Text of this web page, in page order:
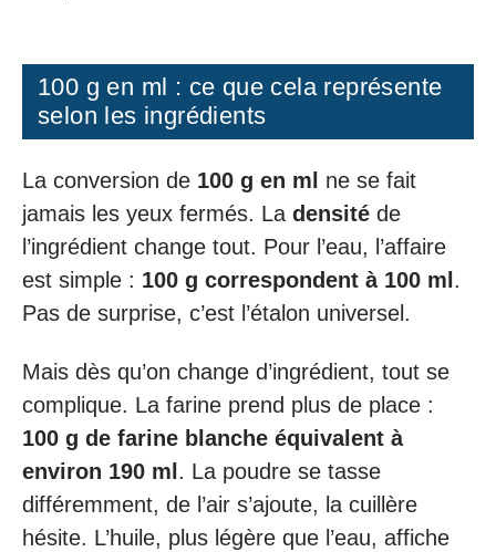
100 g en ml : ce que cela représente
selon les ingrédients
La conversion de 100 g en ml
ne se fait
jamais les yeux fermés. La densité de
l’ingrédient change tout. Pour l’eau, l’affaire
est simple : 100 g correspondent à 100 ml .
Pas de surprise, c’est l’étalon universel.
Mais dès qu’on change d’ingrédient, tout se
complique. La farine prend plus de place :
100 g de farine blanche équivalent à
environ 190 ml. La poudre se tasse
différemment, de l’air s’ajoute, la cuillère
hésite. L’huile, plus légère que l’eau, affiche